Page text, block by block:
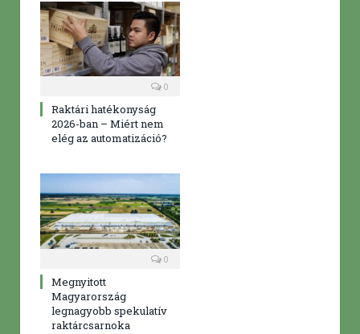
0
Raktári hatékonyság
2026-ban – Miért nem
elég az automatizáció?
0
Megnyitott
Magyarország
legnagyobb spekulatív
raktárcsarnoka